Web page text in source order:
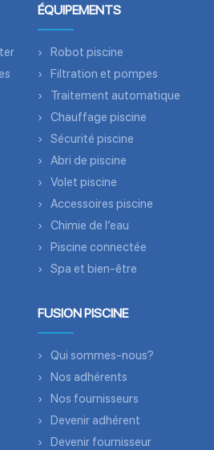
ÉQUIPEMENTS
Robot piscine
Filtration et pompes
Traitement automatique
Chauffage piscine
Sécurité piscine
Abri de piscine
Volet piscine
Accessoires piscine
Chimie de l’eau
Piscine connectée
Spa et bien-être
FUSION PISCINE
Qui sommes-nous?
Nos adhérents
Nos fournisseurs
Devenir adhérent
Devenir fournisseur